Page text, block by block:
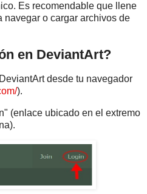
Es recomendable que llene
navegar o cargar archivos de
en DeviantArt?
desde tu navegador
).
(enlace ubicado en el extremo